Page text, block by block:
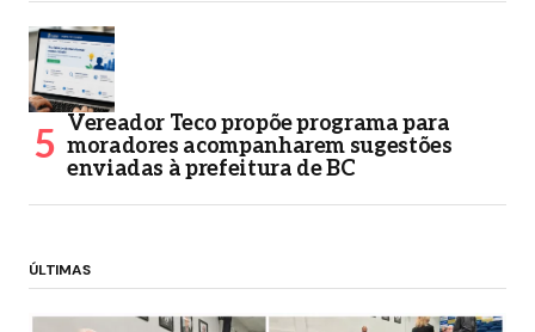
Vereador Teco propõe programa para
moradores acompanharem sugestões
enviadas à prefeitura de BC
ÚLTIMAS